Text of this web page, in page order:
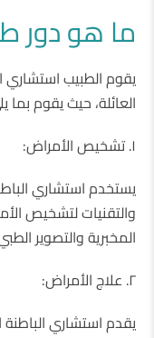
ما هو دور
يقوم الطبيب
العائلة، حيث يقوم بما
١. تشخيص الأمراض:
يستخدم استشاري
والتقنيات لتشخيص
المخبرية والتصوير
٢. علاج الأمراض:
يقدم استشاري الباطنة